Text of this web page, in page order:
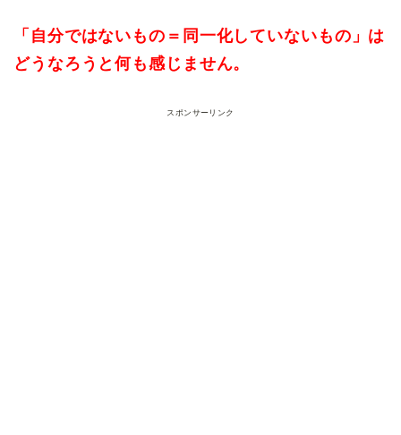
「自分ではないもの＝同一化していないもの」は
どうなろうと何も感じません。
スポンサーリンク